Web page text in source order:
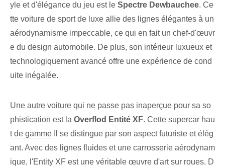
yle⁢ et d'élégance du jeu est le‍ Spectre Dewbauchee. Ce
tte voiture de sport de luxe allie des lignes élégantes à un
aérodynamisme impeccable, ce qui en fait un chef-d'œuvr
e du design automobile. ⁢De plus, son intérieur luxueux ⁣et
technologiquement avancé offre ⁣une expérience de cond
uite inégalée.
Une autre voiture qui ne passe pas inaperçue pour sa so
phistication est la Overflod Entité XF. Cette supercar hau
t de gamme Il se distingue par son aspect futuriste et élég
ant. Avec des lignes fluides et une carrosserie aérodynam
ique, l'Entity XF est une véritable œuvre d'art sur roues. D